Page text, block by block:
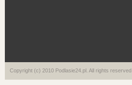
Copyright (c) 2010 Podlasie24.pl. All rights reserved